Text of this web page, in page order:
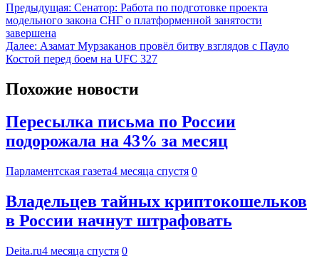
Предыдущая: Сенатор: Работа по подготовке проекта
модельного закона СНГ о платформенной занятости
завершена
Далее: Азамат Мурзаканов провёл битву взглядов с Пауло
Костой перед боем на UFC 327
Похожие новости
Пересылка письма по России
подорожала на 43% за месяц
Парламентская газета4 месяца спустя 0
Владельцев тайных криптокошельков
в России начнут штрафовать
Deita.ru4 месяца спустя 0